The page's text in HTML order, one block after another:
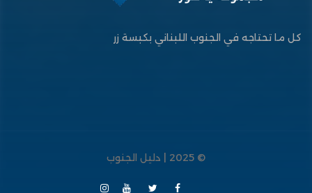
كل ما تحتاجه في الجنوب اللبناني بكبسة زر
© 2025 | دليل الجنوب